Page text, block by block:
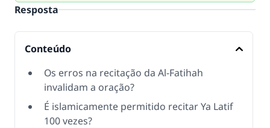
Resposta
Conteúdo
Os erros na recitação da Al-Fatihah
invalidam a oração?
É islamicamente permitido recitar Ya Latif
100 vezes?